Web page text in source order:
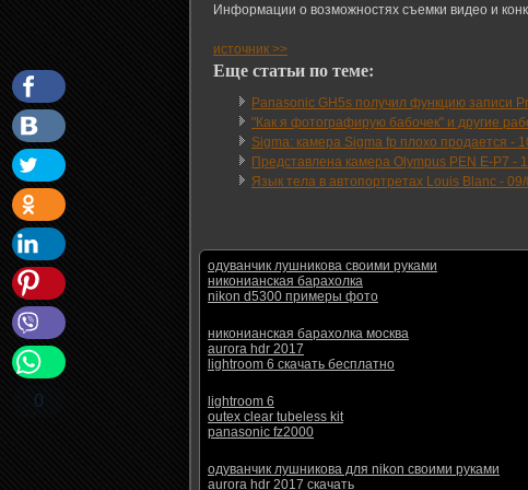
Информации о возможностях съемки видео и
источник >>
0
Еще статьи по теме:
Panasonic GH5s получил функцию записи
"Как я фотографирую бабочек" и другие
Sigma: камера Sigma fp плохо продается -
Представлена камера Olympus PEN E-P7 -
Язык тела в автопортретах Louis Blanc -
одуванчик лушникова своими руками
никонианская барахолка
nikon d5300 примеры фото
никонианская барахолка москва
aurora hdr 2017
lightroom 6 скачать бесплатно
lightroom 6
outex clear tubeless kit
panasonic fz2000
одуванчик лушникова для nikon своими руками
aurora hdr 2017 скачать